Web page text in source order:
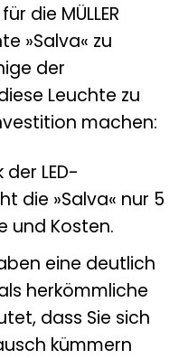
die MÜLLER
»Salva« zu
der
Leuchte zu
machen:
LED-
die »Salva« nur 5
und Kosten.
eine deutlich
herkömmliche
dass Sie sich
kümmern